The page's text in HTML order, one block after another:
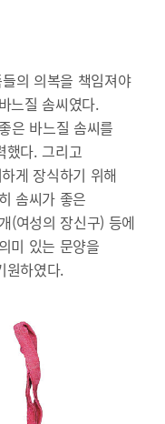
의 의복을 책임져야
느질 솜씨였다.
은 바느질 솜씨를
했다. 그리고
게 장식하기 위해
솜씨가 좋은
(여성의 장신구) 등에
미 있는 문양을
원하였다.